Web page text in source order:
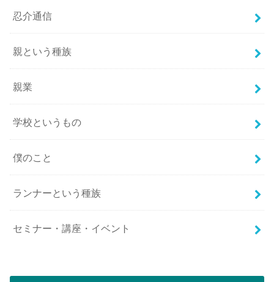
忍介通信
親という種族
親業
学校というもの
僕のこと
ランナーという種族
セミナー・講座・イベント